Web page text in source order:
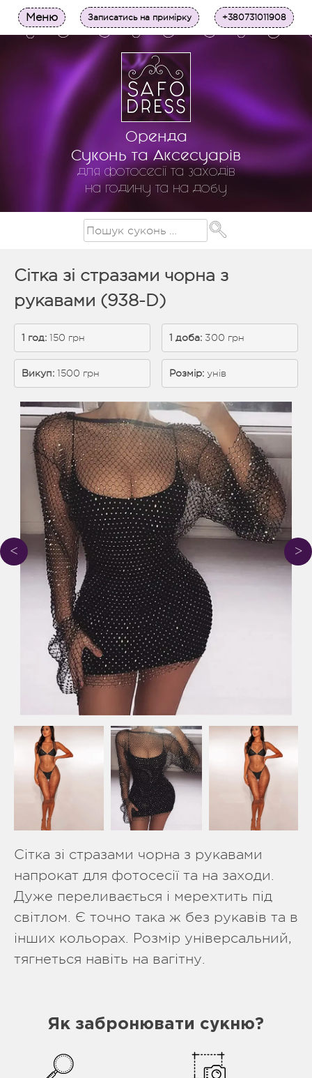
Оренда
Суконь та Аксесуарів
для фотосесії та заходів
на годину та на добу
Меню Записатись на примірку +380731011908
Сітка зі стразами чорна з
рукавами (938-D)
1 год: 150 грн 1 доба: 300 грн
Викуп: 1500 грн Розмір: унів
Сітка зі стразами чорна з рукавами
напрокат для фотосесії та на заходи.
Дуже переливається і мерехтить під
світлом. Є точно така ж без рукавів та в
інших кольорах. Розмір універсальний,
тягнеться навіть на вагітну.
Як забронювати сукню?